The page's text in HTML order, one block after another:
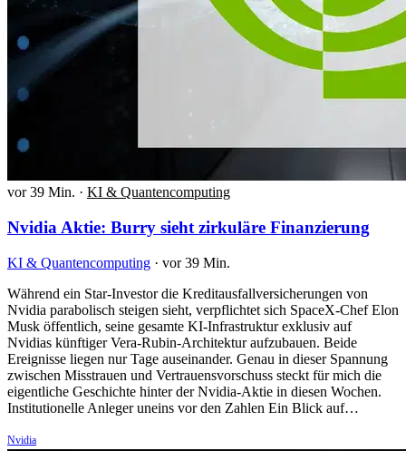
vor 39 Min. · KI & Quantencomputing
Nvidia Aktie: Burry sieht zirkuläre Finanzierung
KI & Quantencomputing · vor 39 Min.
Während ein Star-Investor die Kreditausfallversicherungen von
Nvidia parabolisch steigen sieht, verpflichtet sich SpaceX-Chef Elon
Musk öffentlich, seine gesamte KI-Infrastruktur exklusiv auf
Nvidias künftiger Vera-Rubin-Architektur aufzubauen. Beide
Ereignisse liegen nur Tage auseinander. Genau in dieser Spannung
zwischen Misstrauen und Vertrauensvorschuss steckt für mich die
eigentliche Geschichte hinter der Nvidia-Aktie in diesen Wochen.
Institutionelle Anleger uneins vor den Zahlen Ein Blick auf…
Nvidia